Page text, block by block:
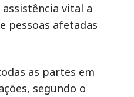
assistência vital a
pessoas afetadas
as partes em
segundo o